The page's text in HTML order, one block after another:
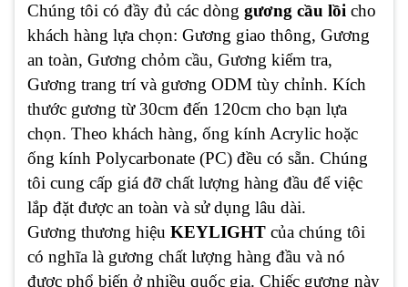
Chúng tôi có đầy đủ các dòng gương cầu lồi cho
khách hàng lựa chọn: Gương giao thông, Gương
an toàn, Gương chỏm cầu, Gương kiểm tra,
Gương trang trí và gương ODM tùy chỉnh. Kích
thước gương từ 30cm đến 120cm cho bạn lựa
chọn. Theo khách hàng, ống kính Acrylic hoặc
ống kính Polycarbonate (PC) đều có sẵn. Chúng
tôi cung cấp giá đỡ chất lượng hàng đầu để việc
lắp đặt được an toàn và sử dụng lâu dài.
Gương thương hiệu KEYLIGHT của chúng tôi
có nghĩa là gương chất lượng hàng đầu và nó
được phổ biến ở nhiều quốc gia. Chiếc gương này